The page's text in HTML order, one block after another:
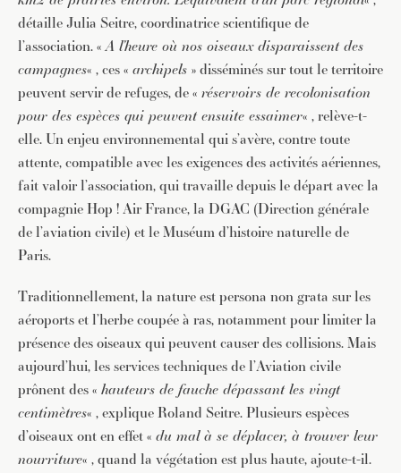
détaille Julia Seitre, coordinatrice scientifique de
l’association. «A l’heure où nos oiseaux disparaissent des
campagnes« , ces « archipels » disséminés sur tout le territoire
peuvent servir de refuges, de « réservoirs de recolonisation
pour des espèces qui peuvent ensuite essaimer« , relève-t-
elle. Un enjeu environnemental qui s’avère, contre toute
attente, compatible avec les exigences des activités aériennes,
fait valoir l’association, qui travaille depuis le départ avec la
compagnie Hop ! Air France, la DGAC (Direction générale
de l’aviation civile) et le Muséum d’histoire naturelle de
Paris.
Traditionnellement, la nature est persona non grata sur les
aéroports et l’herbe coupée à ras, notamment pour limiter la
présence des oiseaux qui peuvent causer des collisions. Mais
aujourd’hui, les services techniques de l’Aviation civile
prônent des « hauteurs de fauche dépassant les vingt
centimètres« , explique Roland Seitre. Plusieurs espèces
d’oiseaux ont en effet « du mal à se déplacer, à trouver leur
nourriture« , quand la végétation est plus haute, ajoute-t-il.